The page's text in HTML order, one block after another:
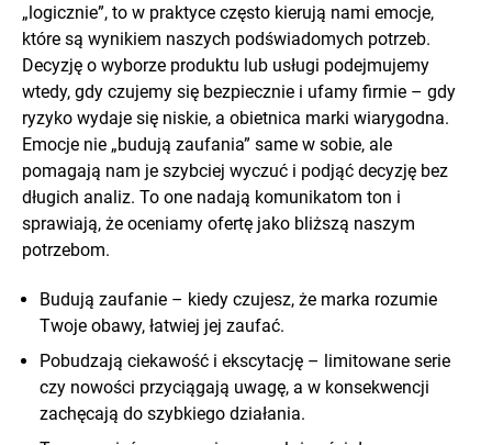
„logicznie”, to w praktyce często kierują nami emocje,
które są wynikiem naszych podświadomych potrzeb.
Decyzję o wyborze produktu lub usługi podejmujemy
wtedy, gdy czujemy się bezpiecznie i ufamy firmie – gdy
ryzyko wydaje się niskie, a obietnica marki wiarygodna.
Emocje nie „budują zaufania” same w sobie, ale
pomagają nam je szybciej wyczuć i podjąć decyzję bez
długich analiz. To one nadają komunikatom ton i
sprawiają, że oceniamy ofertę jako bliższą naszym
potrzebom.
Budują zaufanie – kiedy czujesz, że marka rozumie
Twoje obawy, łatwiej jej zaufać.
Pobudzają ciekawość i ekscytację – limitowane serie
czy nowości przyciągają uwagę, a w konsekwencji
zachęcają do szybkiego działania.